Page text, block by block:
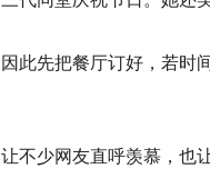
此先把餐厅订好，若时
少网友直呼羡慕，也